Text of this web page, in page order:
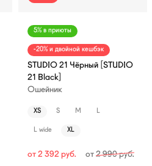
5% в приюты
-20% и двойной кешбэк
STUDIO 21 Чёрный [STUDIO
21 Black]
Ошейник
XS S M L
L wide XL
от 2 392 руб. от2 990руб.